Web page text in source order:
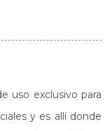
uso exclusivo para
y es allí donde